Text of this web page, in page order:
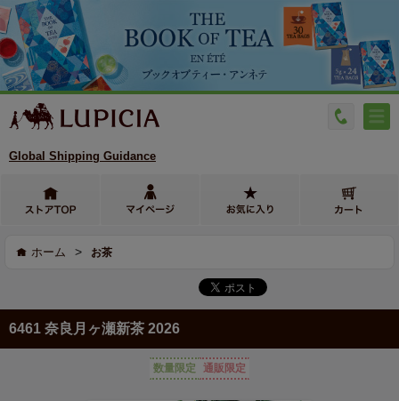
Global Shipping Guidance
ホーム > お茶
6461 奈良月ヶ瀬新茶 2026
数量限定 通販限定